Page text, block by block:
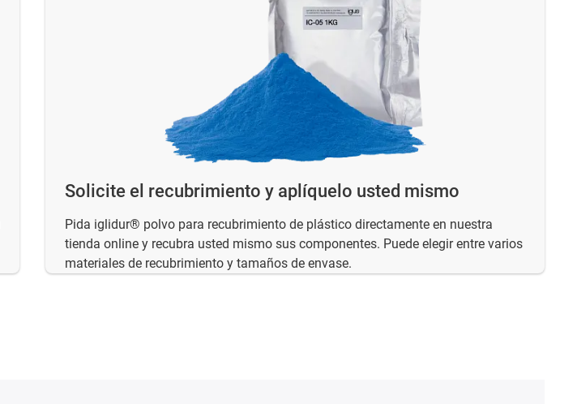
Solicite el recubrimiento y aplíquelo usted mismo
Pida iglidur® polvo para recubrimiento de plástico directamente en nuestra
tienda online y recubra usted mismo sus componentes. Puede elegir entre varios
materiales de recubrimiento y tamaños de envase.